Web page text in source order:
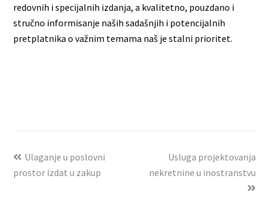
redovnih i specijalnih izdanja, a kvalitetno, pouzdano i
stručno informisanje naših sadašnjih i potencijalnih
pretplatnika o važnim temama naš je stalni prioritet.
Ulaganje u poslovni
prostor izdat u zakup
Usluga projektovanja
nekretnine u inostranstvu